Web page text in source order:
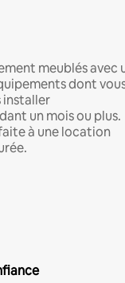
meublés avec
dont
installer
un mois ou plus.
à une location